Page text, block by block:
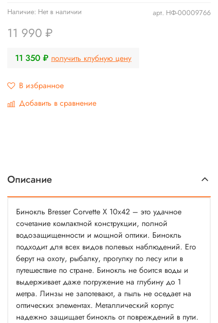
арт. НФ-00009766
Наличие: Нет в наличии
11 990 ₽
11 350 ₽ получить клубную цену
В избранное
Добавить в сравнение
Описание
Бинокль Bresser Corvette X 10x42 – это удачное
сочетание компактной конструкции, полной
водозащищенности и мощной оптики. Бинокль
подходит для всех видов полевых наблюдений. Его
берут на охоту, рыбалку, прогулку по лесу или в
путешествие по стране. Бинокль не боится воды и
выдерживает даже погружение на глубину до 1
метра. Линзы не запотевают, а пыль не оседает на
оптических элементах. Металлический корпус
надежно защищает бинокль от повреждений в пути.